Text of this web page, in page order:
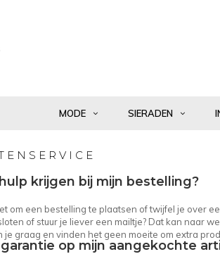
MODE SIERADEN
krijgen bij mijn bestelling?
om een bestelling te plaatsen of twijfel je over
of stuur je liever een mailtje? Dat kan naar
je graag en vinden het geen moeite om extra
op mijn aangekochte